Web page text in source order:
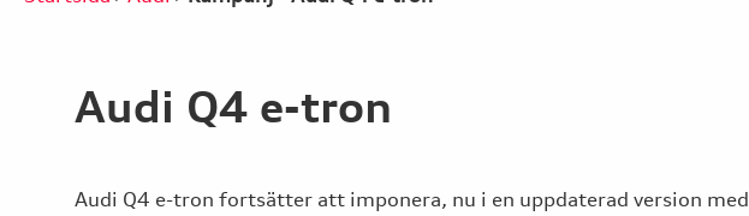
Audi Q4 e-tron
Audi Q4 e-tron fortsätter att imponera, nu i en uppdaterad version med